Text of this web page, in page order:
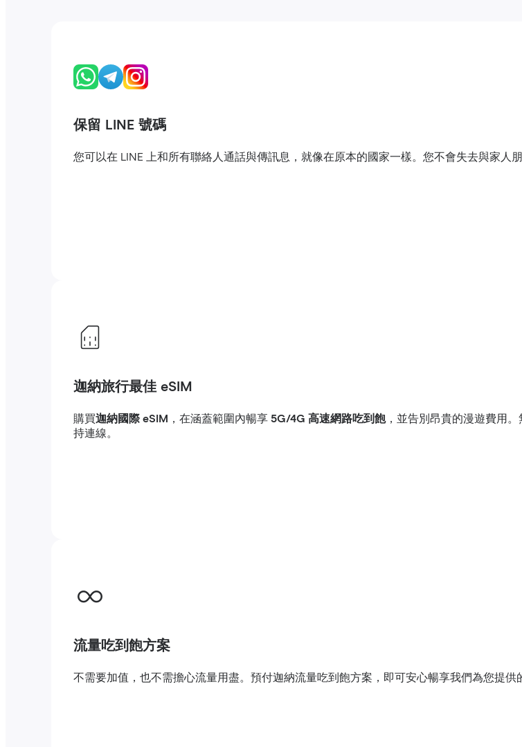
保留 LINE 號碼
您可以在 LINE 上和所有聯絡人通話與傳訊息，就像在原本的國家一樣。您不會失去與家人朋
迦納旅行最佳 eSIM
購買迦納國際 eSIM ，在涵蓋範圍內暢享 5G/4G 高速網路吃到飽，並告別昂貴的漫遊費用
持連線。
流量吃到飽方案
不需要加值，也不需擔心流量用盡。預付迦納流量吃到飽方案，即可安心暢享我們為您提供